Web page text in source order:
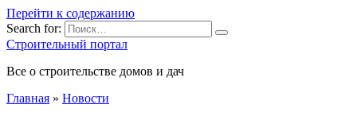
Перейти к содержанию
Search for:
Строительный портал
Все о строительстве домов и дач
Главная » Новости